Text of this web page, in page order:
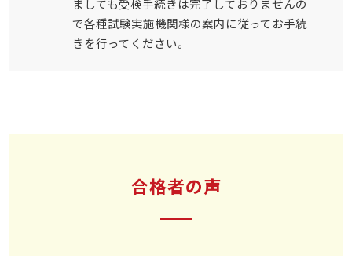
で各種試験実施機関様の案内に従ってお手続
きを行ってください。
合格者の声